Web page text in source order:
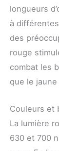
longueurs
à
des
rouge
combat les
que le
Couleurs et
La lumière
630 et 700